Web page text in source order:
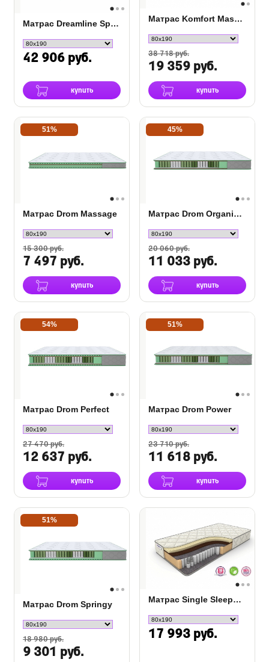
Матрас Dreamline Springless Mix Soft
42 906 руб.
купить
Матрас Komfort Massage DS
38 718 руб.
19 359 руб.
купить
51%
Матрас Drom Massage
15 300 руб.
7 497 руб.
купить
45%
Матрас Drom Organic Support
20 060 руб.
11 033 руб.
купить
54%
Матрас Drom Perfect
27 470 руб.
12 637 руб.
купить
51%
Матрас Drom Power
23 710 руб.
11 618 руб.
купить
51%
Матрас Drom Springy
18 980 руб.
9 301 руб.
Матрас Single SleepDream Medium TFK
17 993 руб.